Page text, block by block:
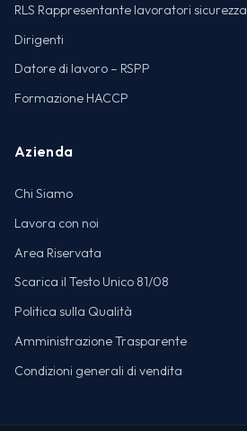
RLS Rappresentante lavoratori sicurezza
Dirigenti
Datore di lavoro – RSPP
Formazione HACCP
Azienda
Chi Siamo
Lavora con noi
Area Riservata
Scarica il Testo Unico 81/08
Politica sulla Qualità
Amministrazione Trasparente
Condizioni generali di vendita